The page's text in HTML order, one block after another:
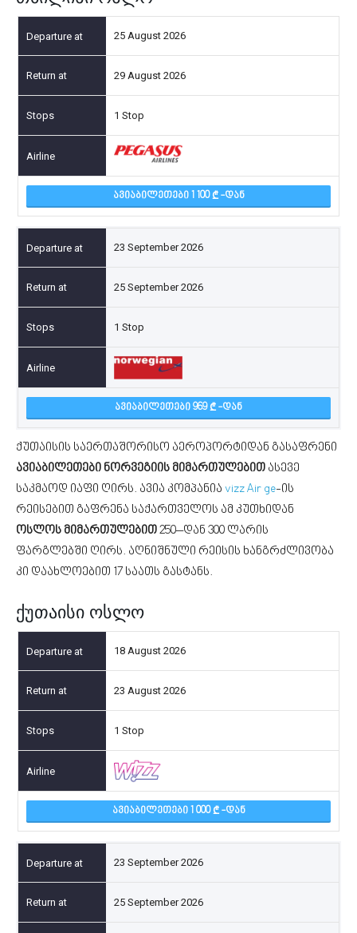
25 August 2026
29 August 2026
1 Stop
ᲐᲕᲘᲐᲑᲘᲚᲔᲗᲔᲑᲘ 1 100 -ᲓᲐᲜ
23 September 2026
25 September 2026
1 Stop
ᲐᲕᲘᲐᲑᲘᲚᲔᲗᲔᲑᲘ 969 -ᲓᲐᲜ
ქუთაისის საერთაშორისო აეროპორტიდან გასაფრენი
ავიაბილეთები ნორვეგიის მიმართულებით ასევე
საკმაოდ იაფი ღირს. ავია კომპანია vizz Air ge-ის
რეისებით გაფრენა საქართველოს ამ კუთხიდან
ოსლოს მიმართულებით250–დან 300 ლარის
ფარგლებში ღირს. აღნიშნული რეისის ხანგრძლივობა
კი დაახლოებით 17 საათს გასტანს.
ქუთაისი ოსლო
18 August 2026
23 August 2026
1 Stop
ᲐᲕᲘᲐᲑᲘᲚᲔᲗᲔᲑᲘ 1 000 -ᲓᲐᲜ
23 September 2026
25 September 2026